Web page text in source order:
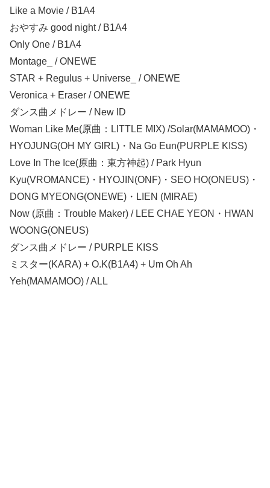
Like a Movie / B1A4
おやすみ good night / B1A4
Only One / B1A4
Montage_ / ONEWE
STAR + Regulus + Universe_ / ONEWE
Veronica + Eraser / ONEWE
ダンス曲メドレー / New ID
Woman Like Me(原曲：LITTLE MIX) /Solar(MAMAMOO)・
HYOJUNG(OH MY GIRL)・Na Go Eun(PURPLE KISS)
Love In The Ice(原曲：東方神起) / Park Hyun
Kyu(VROMANCE)・HYOJIN(ONF)・SEO HO(ONEUS)・
DONG MYEONG(ONEWE)・LIEN (MIRAE)
Now (原曲：Trouble Maker) / LEE CHAE YEON・HWAN
WOONG(ONEUS)
ダンス曲メドレー / PURPLE KISS
ミスター(KARA) + O.K(B1A4) + Um Oh Ah
Yeh(MAMAMOO) / ALL